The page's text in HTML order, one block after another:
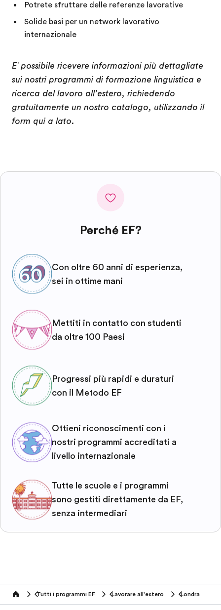
Potrete sfruttare delle referenze lavorative
Solide basi per un network lavorativo
internazionale
E' possibile ricevere informazioni più dettagliate
sui nostri programmi di formazione linguistica e
ricerca del lavoro all’estero, richiedendo
gratuitamente un nostro catalogo, utilizzando il
form qui a lato.
Perché EF?
Con oltre 60 anni di esperienza,
sei in ottime mani
Mettiti in contatto con studenti
da oltre 100 Paesi
Progressi più rapidi e duraturi
con il Metodo EF
Ottieni riconoscimenti con i
nostri programmi accreditati a
livello internazionale
Tutte le scuole e i programmi
sono gestiti direttamente da EF,
senza intermediari
home Tutti i programmi EF Lavorare all'estero Londra